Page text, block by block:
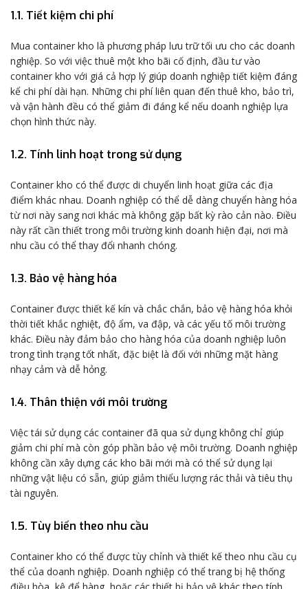
1.1. Tiết kiệm chi phí
Mua container kho là phương pháp lưu trữ tối ưu cho các doanh
nghiệp. So với việc thuê một kho bãi cố định, đầu tư vào
container kho với giá cả hợp lý giúp doanh nghiệp tiết kiệm đáng
kể chi phí dài hạn. Những chi phí liên quan đến thuê kho, bảo trì,
và vận hành đều có thể giảm đi đáng kể nếu doanh nghiệp lựa
chọn hình thức này.
1.2. Tính linh hoạt trong sử dụng
Container kho có thể được di chuyển linh hoạt giữa các địa
điểm khác nhau. Doanh nghiệp có thể dễ dàng chuyển hàng hóa
từ nơi này sang nơi khác mà không gặp bất kỳ rào cản nào. Điều
này rất cần thiết trong môi trường kinh doanh hiện đại, nơi mà
nhu cầu có thể thay đổi nhanh chóng.
1.3. Bảo vệ hàng hóa
Container được thiết kế kín và chắc chắn, bảo vệ hàng hóa khỏi
thời tiết khắc nghiệt, độ ẩm, va đập, và các yếu tố môi trường
khác. Điều này đảm bảo cho hàng hóa của doanh nghiệp luôn
trong tình trạng tốt nhất, đặc biệt là đối với những mặt hàng
nhạy cảm và dễ hỏng.
1.4. Thân thiện với môi trường
Việc tái sử dụng các container đã qua sử dụng không chỉ giúp
giảm chi phí mà còn góp phần bảo vệ môi trường. Doanh nghiệp
không cần xây dựng các kho bãi mới mà có thể sử dụng lại
những vật liệu có sẵn, giúp giảm thiểu lượng rác thải và tiêu thụ
tài nguyên.
1.5. Tùy biến theo nhu cầu
Container kho có thể được tùy chỉnh và thiết kế theo nhu cầu cụ
thể của doanh nghiệp. Doanh nghiệp có thể trang bị hệ thống
điều hòa, kệ để hàng, hoặc các thiết bị bảo vệ khác theo tính